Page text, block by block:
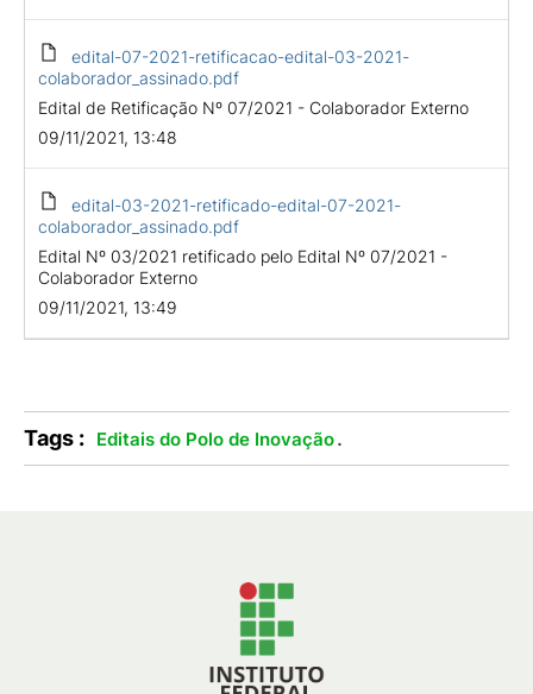
edital-07-2021-retificacao-edital-03-2021-
colaborador_assinado.pdf
Edital de Retificação Nº 07/2021 - Colaborador Externo
09/11/2021, 13:48
edital-03-2021-retificado-edital-07-2021-
colaborador_assinado.pdf
Edital Nº 03/2021 retificado pelo Edital Nº 07/2021 -
Colaborador Externo
09/11/2021, 13:49
Tags : Editais do Polo de Inovação.